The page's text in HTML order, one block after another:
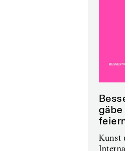
Kunst